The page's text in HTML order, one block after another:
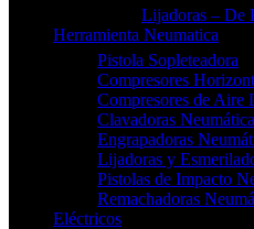
Lijadoras – De
Herramienta Neumatica
Pistola Sopleteadora
Compresores
Compresores de Aire
Clavadoras
Engrapadoras
Lijadoras y
Pistolas de Impacto
Remachadoras
Eléctricos